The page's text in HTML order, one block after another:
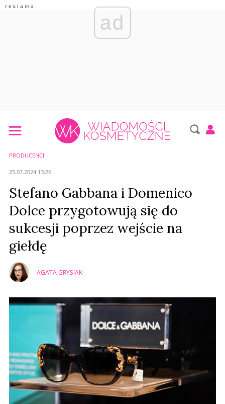
ad
PRODUCENCI
25.07.2024 13:26
Stefano Gabbana i Domenico
Dolce przygotowują się do
sukcesji poprzez wejście na
giełdę
AGATA GRYSIAK